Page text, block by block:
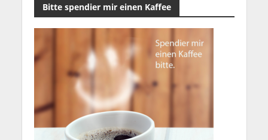
Bitte spendier mir einen Kaffee